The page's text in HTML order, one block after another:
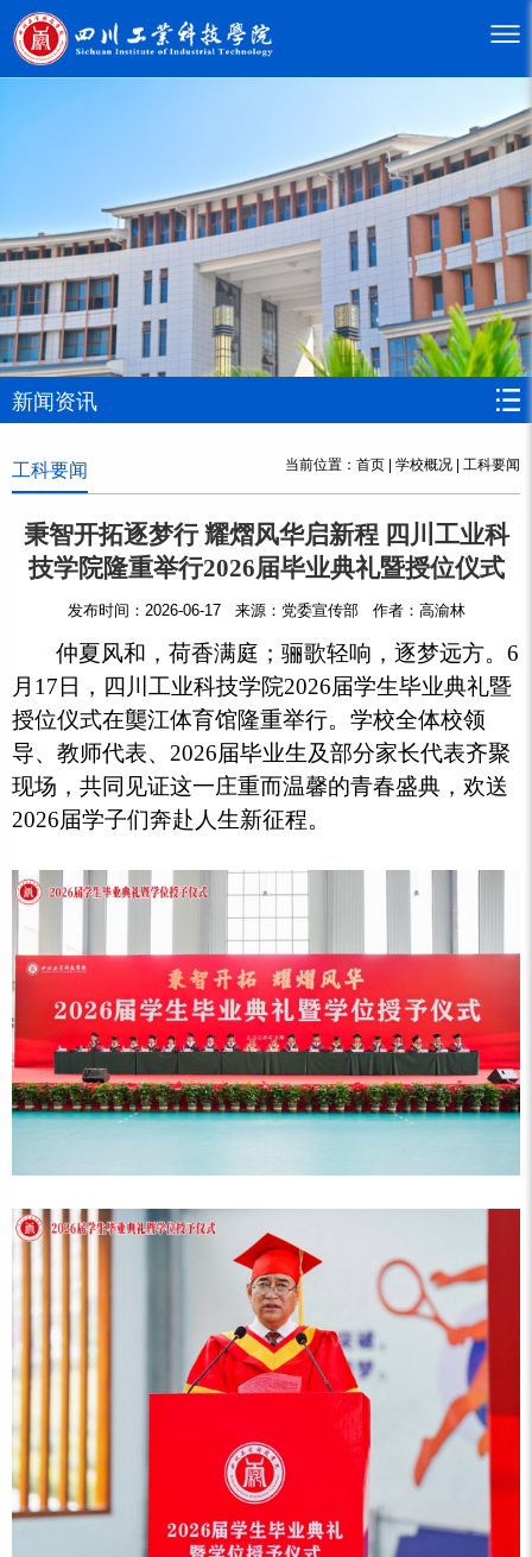
新闻资讯
工科要闻 当前位置： 首页 | 学校概况 | 工科要闻
秉智开拓逐梦行 耀熠风华启新程 四川工业科
技学院隆重举行2026届毕业典礼暨授位仪式
发布时间：2026-06-17 来源：党委宣传部 作者：高渝林
仲夏风和，荷香满庭；骊歌轻响，逐梦远方。6
月17日，四川工业科技学院2026届学生毕业典礼暨
授位仪式在龑江体育馆隆重举行。学校全体校领
导、教师代表、2026届毕业生及部分家长代表齐聚
现场，共同见证这一庄重而温馨的青春盛典，欢送
2026届学子们奔赴人生新征程。